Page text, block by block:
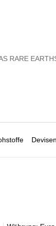
RARE
Devisen